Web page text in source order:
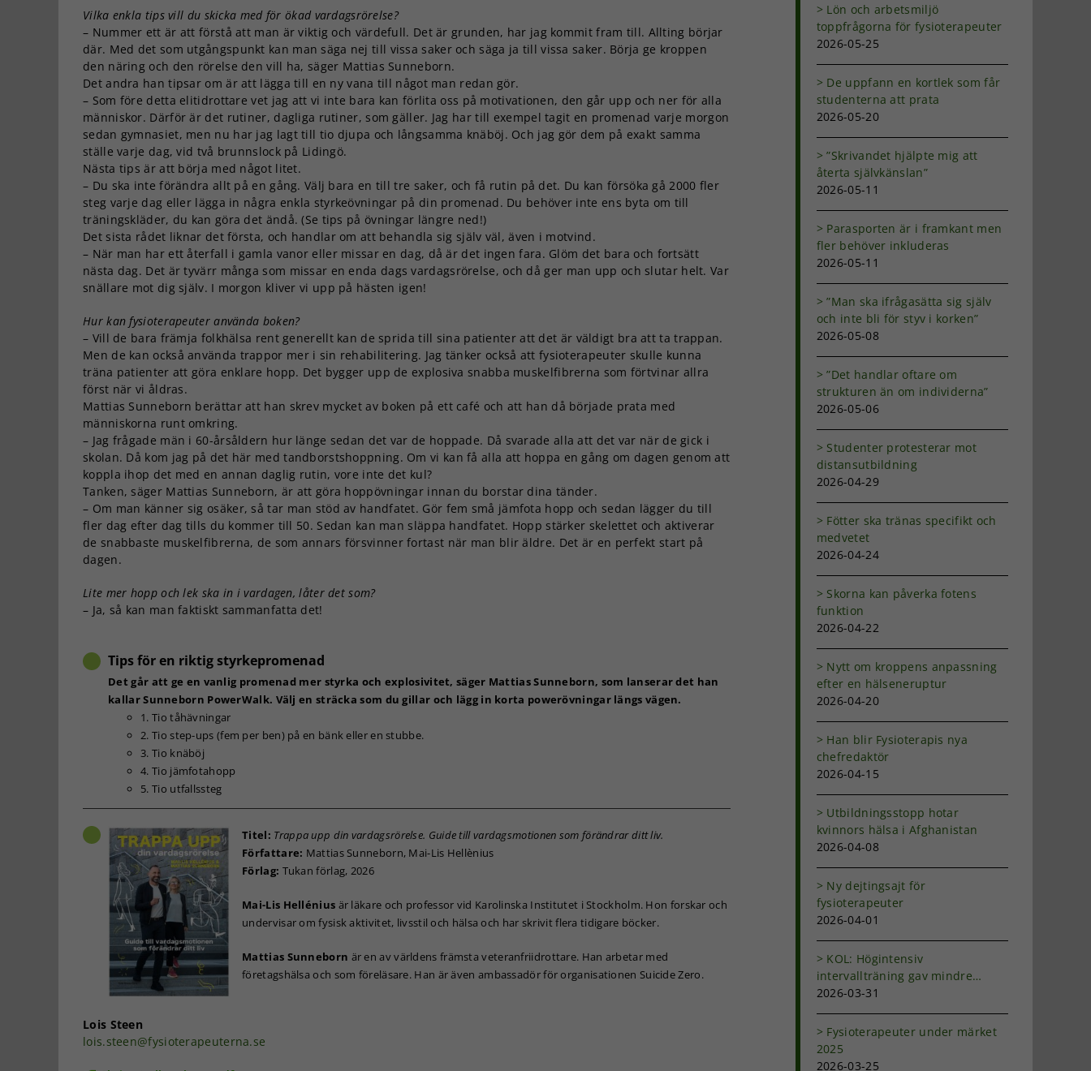
Vilka enkla tips vill du skicka med för ökad vardagsrörelse?
– Nummer ett är att förstå att man är viktig och värdefull. Det är grunden, har jag kommit fram till. Allting börjar
där. Med det som utgångspunkt kan man säga nej till vissa saker och säga ja till vissa saker. Börja ge kroppen
den näring och den rörelse den vill ha, säger Mattias Sunneborn.
Det andra han tipsar om är att lägga till en ny vana till något man redan gör.
– Som före detta elitidrottare vet jag att vi inte bara kan förlita oss på motivationen, den går upp och ner för alla
människor. Därför är det rutiner, dagliga rutiner, som gäller. Jag har till exempel tagit en promenad varje morgon
sedan gymnasiet, men nu har jag lagt till tio djupa och långsamma knäböj. Och jag gör dem på exakt samma
ställe varje dag, vid två brunnslock på Lidingö.
Nästa tips är att börja med något litet.
– Du ska inte förändra allt på en gång. Välj bara en till tre saker, och få rutin på det. Du kan försöka gå 2000 fler
steg varje dag eller lägga in några enkla styrkeövningar på din promenad. Du behöver inte ens byta om till
träningskläder, du kan göra det ändå. (Se tips på övningar längre ned!)
Det sista rådet liknar det första, och handlar om att behandla sig själv väl, även i motvind.
– När man har ett återfall i gamla vanor eller missar en dag, då är det ingen fara. Glöm det bara och fortsätt
nästa dag. Det är tyvärr många som missar en enda dags vardagsrörelse, och då ger man upp och slutar helt. Var
snällare mot dig själv. I morgon kliver vi upp på hästen igen!
Hur kan fysioterapeuter använda boken?
– Vill de bara främja folkhälsa rent generellt kan de sprida till sina patienter att det är väldigt bra att ta trappan.
Men de kan också använda trappor mer i sin rehabilitering. Jag tänker också att fysioterapeuter skulle kunna
träna patienter att göra enklare hopp. Det bygger upp de explosiva snabba muskelfibrerna som förtvinar allra
först när vi åldras.
Mattias Sunneborn berättar att han skrev mycket av boken på ett café och att han då började prata med
människorna runt omkring.
– Jag frågade män i 60-årsåldern hur länge sedan det var de hoppade. Då svarade alla att det var när de gick i
skolan. Då kom jag på det här med tandborstshoppning. Om vi kan få alla att hoppa en gång om dagen genom att
koppla ihop det med en annan daglig rutin, vore inte det kul?
Tanken, säger Mattias Sunneborn, är att göra hoppövningar innan du borstar dina tänder.
– Om man känner sig osäker, så tar man stöd av handfatet. Gör fem små jämfota hopp och sedan lägger du till
fler dag efter dag tills du kommer till 50. Sedan kan man släppa handfatet. Hopp stärker skelettet och aktiverar
de snabbaste muskelfibrerna, de som annars försvinner fortast när man blir äldre. Det är en perfekt start på
dagen.
Lite mer hopp och lek ska in i vardagen, låter det som?
– Ja, så kan man faktiskt sammanfatta det!
Tips för en riktig styrkepromenad
Det går att ge en vanlig promenad mer styrka och explosivitet, säger Mattias Sunneborn, som lanserar det han
kallar Sunneborn PowerWalk. Välj en sträcka som du gillar och lägg in korta powerövningar längs vägen.
1. Tio tåhävningar
2. Tio step-ups (fem per ben) på en bänk eller en stubbe.
3. Tio knäböj
4. Tio jämfotahopp
5. Tio utfallssteg
Titel: Trappa upp din vardagsrörelse. Guide till vardagsmotionen som förändrar ditt liv.
Författare: Mattias Sunneborn, Mai-Lis Hellènius
Förlag: Tukan förlag, 2026
Mai-Lis Hellénius är läkare och professor vid Karolinska Institutet i Stockholm. Hon forskar och
undervisar om fysisk aktivitet, livsstil och hälsa och har skrivit flera tidigare böcker.
Mattias Sunneborn är en av världens främsta veteranfriidrottare. Han arbetar med
företagshälsa och som föreläsare. Han är även ambassadör för organisationen Suicide Zero.
Lois Steen
lois.steen@fysioterapeuterna.se
Lön och arbetsmiljö
toppfrågorna för fysioterapeuter
2026-05-25
De uppfann en kortlek som får
studenterna att prata
2026-05-20
”Skrivandet hjälpte mig att
återta självkänslan”
2026-05-11
Parasporten är i framkant men
fler behöver inkluderas
2026-05-11
”Man ska ifrågasätta sig själv
och inte bli för styv i korken”
2026-05-08
”Det handlar oftare om
strukturen än om individerna”
2026-05-06
Studenter protesterar mot
distansutbildning
2026-04-29
Fötter ska tränas specifikt och
medvetet
2026-04-24
Skorna kan påverka fotens
funktion
2026-04-22
Nytt om kroppens anpassning
efter en hälseneruptur
2026-04-20
Han blir Fysioterapis nya
chefredaktör
2026-04-15
Utbildningsstopp hotar
kvinnors hälsa i Afghanistan
2026-04-08
Ny dejtingsajt för
fysioterapeuter
2026-04-01
KOL: Högintensiv
intervallträning gav mindre
andfåddhet
2026-03-31
Fysioterapeuter under märket
2025
2026-03-25
över huvud
Statistik
kunna
hemsidans